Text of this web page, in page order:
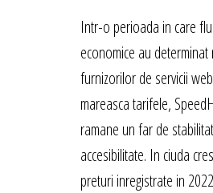
Intr-o perioada in care
economice au
furnizorilor de servicii
mareasca tarifele,
ramane un far de
accesibilitate. In ciuda
preturi inregistrate in